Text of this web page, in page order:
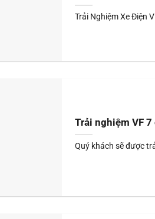
Trải Nghiệm Xe Điện
Trải nghiệm VF
Quý khách sẽ được